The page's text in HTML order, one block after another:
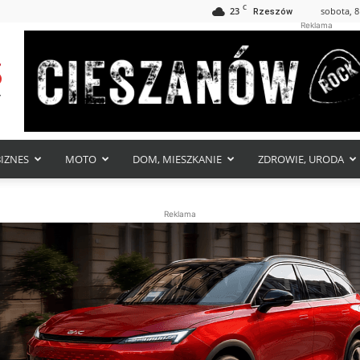
23 C Rzeszów sobota,
Reklama
MOTO DOM, MIESZKANIE ZDROWIE, URODA
Reklama